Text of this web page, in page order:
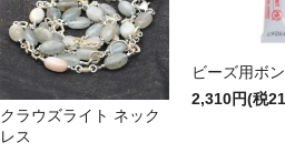
クラウズライト ネック
レス
ビーズ用ボ
2,310円(税